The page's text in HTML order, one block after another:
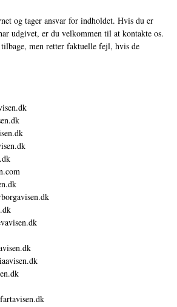
og tager ansvar for indholdet. Hvis du er
udgivet, er du velkommen til at kontakte os.
men retter faktuelle fejl, hvis de